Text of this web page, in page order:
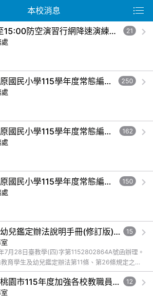
本校消息
8月13日14:30至15:00防空演習行網降速演練，請預為因應，詳洽NCC官網 21
桃園市龍潭區高原國民小學115學年度常態編班暨導師編配作業結果公告-五年級。 250
桃園市龍潭區高原國民小學115學年度常態編班暨導師編配作業結果公告-三年級。 162
桃園市龍潭區高原國民小學115學年度常態編班暨導師編配作業結果公告-一年級。 150
特殊教育學生及幼兒鑑定辦法說明手冊(修訂版)與學習障礙鑑定說明影片已公告於全國特殊教育資訊網，請自行上網觀看或下載運用 15
7月28日臺教學(四)字第1152802864A號函辦理。
育學生及幼兒鑑定辦法第11條、第26條規定之修
正，為協助各教育階段教師、學生、家長及主管機關... 觀看完整文章
大崙國中辦理「桃園市115年度加強各校教職員及家長特教知能研習」，鼓勵教師、特教助理員、家長踴躍報名參加 12